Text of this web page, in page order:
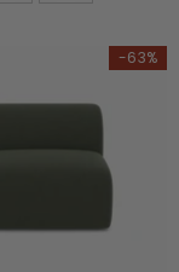
-63%